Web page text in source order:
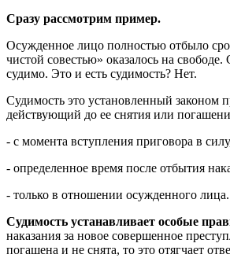
Сразу рассмотрим пример.
Осужденное лицо полностью отбыло
чистой совестью» оказалось на
судимо. Это и есть судимость? Нет.
Судимость это установленный законом
действующий до ее снятия или
- с момента вступления приговора в
- определенное время после отбытия
- только в отношении осужденного лица.
Судимость устанавливает особые
наказания за новое совершенное
погашена и не снята, то это отягчает